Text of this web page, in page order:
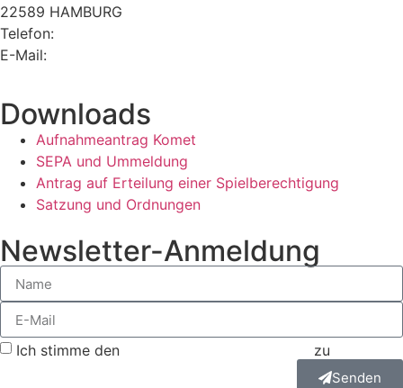
22589 HAMBURG
Telefon:
E-Mail:
Downloads
Aufnahmeantrag Komet
SEPA und Ummeldung
Antrag auf Erteilung einer Spielberechtigung
Satzung und Ordnungen
Newsletter-Anmeldung
Ich stimme den zu
Senden